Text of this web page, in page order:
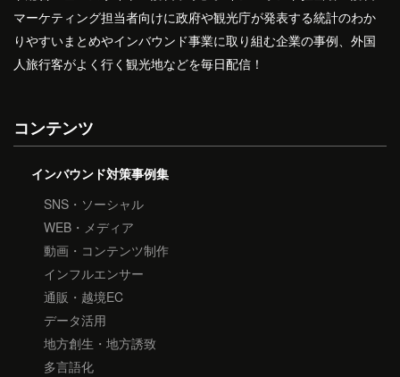
マーケティング担当者向けに政府や観光庁が発表する統計のわか
りやすいまとめやインバウンド事業に取り組む企業の事例、外国
人旅行客がよく行く観光地などを毎日配信！
コンテンツ
インバウンド対策事例集
SNS・ソーシャル
WEB・メディア
動画・コンテンツ制作
インフルエンサー
通販・越境EC
データ活用
地方創生・地方誘致
多言語化